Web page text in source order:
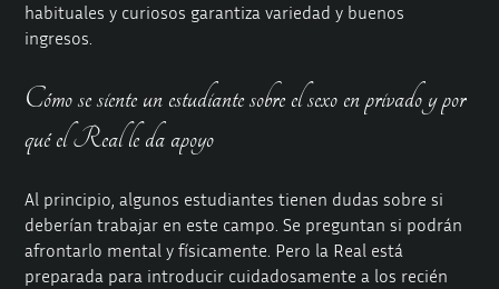
habituales y curiosos garantiza variedad y buenos
ingresos.
Cómo se siente un estudiante sobre el sexo en privado y por
qué el Real le da apoyo
Al principio, algunos estudiantes tienen dudas sobre si
deberían trabajar en este campo. Se preguntan si podrán
afrontarlo mental y físicamente. Pero la Real está
preparada para introducir cuidadosamente a los recién